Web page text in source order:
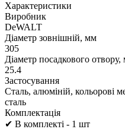
Характеристики
Виробник
DeWALT
Діаметр зовнішній, мм
305
Діаметр посадкового
25.4
Застосування
Сталь, алюміній, кольорові
сталь
Комплектація
✔ В комплекті - 1 шт